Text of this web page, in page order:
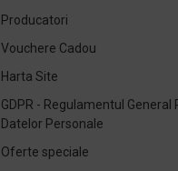
Producatori
Vouchere Cadou
Harta Site
GDPR - Regulamentul
Datelor Personale
Oferte speciale